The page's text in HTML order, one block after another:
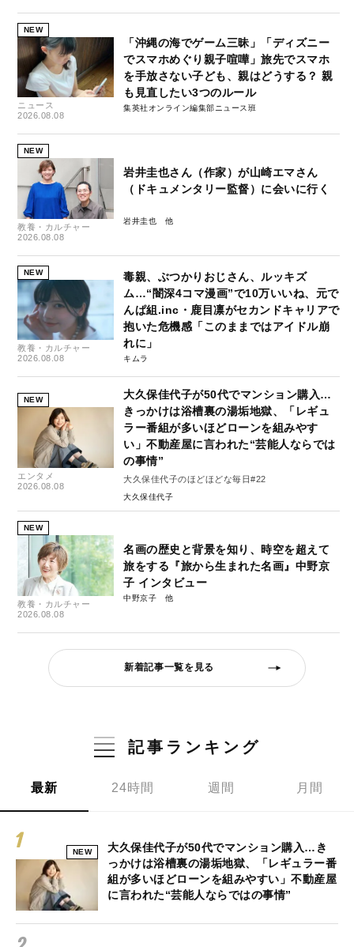
NEW
ニュース
2026.08.08
「沖縄の海でゲーム三昧」「ディズニー
でスマホめぐり親子喧嘩」旅先でスマホ
を手放さない子ども、親はどうする？ 親
も見直したい3つのルール
集英社オンライン編集部ニュース班
NEW
教養・カルチャー
2026.08.08
岩井圭也さん（作家）が山崎エマさん
（ドキュメンタリー監督）に会いに行く
岩井圭也
NEW
教養・カルチャー
2026.08.08
毒親、ぶつかりおじさん、ルッキズ
ム…“闇深4コマ漫画”で10万いいね、元で
んぱ組.inc・鹿目凛がセカンドキャリアで
抱いた危機感「このままではアイドル崩
れに」
キムラ
NEW
エンタメ
2026.08.08
大久保佳代子が50代でマンション購入…
きっかけは浴槽裏の湯垢地獄、「レギュ
ラー番組が多いほどローンを組みやす
い」不動産屋に言われた“芸能人ならでは
の事情”
大久保佳代子のほどほどな毎日#22
大久保佳代子
NEW
教養・カルチャー
2026.08.08
名画の歴史と背景を知り、時空を超えて
旅をする『旅から生まれた名画』中野京
子 インタビュー
中野京子
新着記事一覧を見る
記事ランキング
最新 24時間 週間 月間
NEW
大久保佳代子が50代でマンション購入…き
っかけは浴槽裏の湯垢地獄、「レギュラー番
組が多いほどローンを組みやすい」不動産屋
に言われた“芸能人ならではの事情”